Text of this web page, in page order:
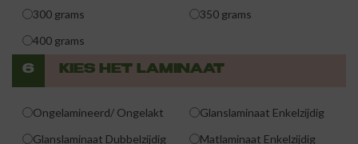
300 grams
350 grams
400 grams
6 KIES HET LAMINAAT
Ongelamineerd/ Ongelakt
Glanslaminaat Enkelzijdig
Glanslaminaat Dubbelzijdig
Matlaminaat Enkelzijdig